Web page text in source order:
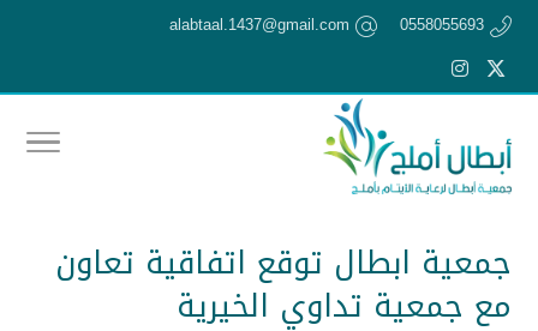
0558055693
alabtaal.1437@gmail.com
جمعية ابطال توقع اتفاقية تعاون
مع جمعية تداوي الخيرية